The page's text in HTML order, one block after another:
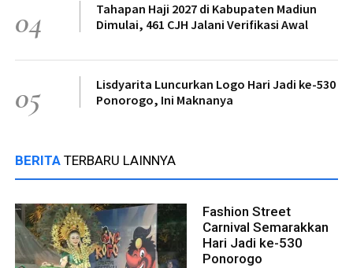
04
Tahapan Haji 2027 di Kabupaten Madiun
Dimulai, 461 CJH Jalani Verifikasi Awal
05
Lisdyarita Luncurkan Logo Hari Jadi ke-530
Ponorogo, Ini Maknanya
BERITA TERBARU LAINNYA
Fashion Street
Carnival Semarakkan
Hari Jadi ke-530
Ponorogo